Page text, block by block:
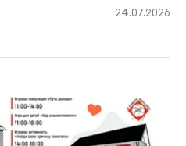
24.07.2026